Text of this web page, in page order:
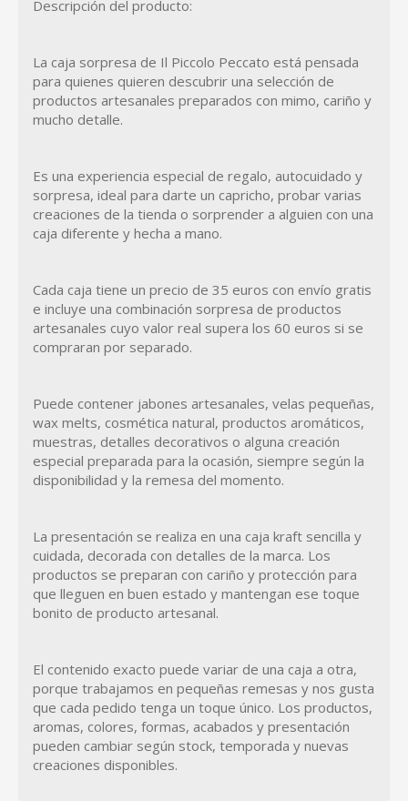
Descripción del producto:
La caja sorpresa de Il Piccolo Peccato está pensada
para quienes quieren descubrir una selección de
productos artesanales preparados con mimo, cariño y
mucho detalle.
Es una experiencia especial de regalo, autocuidado y
sorpresa, ideal para darte un capricho, probar varias
creaciones de la tienda o sorprender a alguien con una
caja diferente y hecha a mano.
Cada caja tiene un precio de 35 euros con envío gratis
e incluye una combinación sorpresa de productos
artesanales cuyo valor real supera los 60 euros si se
compraran por separado.
Puede contener jabones artesanales, velas pequeñas,
wax melts, cosmética natural, productos aromáticos,
muestras, detalles decorativos o alguna creación
especial preparada para la ocasión, siempre según la
disponibilidad y la remesa del momento.
La presentación se realiza en una caja kraft sencilla y
cuidada, decorada con detalles de la marca. Los
productos se preparan con cariño y protección para
que lleguen en buen estado y mantengan ese toque
bonito de producto artesanal.
El contenido exacto puede variar de una caja a otra,
porque trabajamos en pequeñas remesas y nos gusta
que cada pedido tenga un toque único. Los productos,
aromas, colores, formas, acabados y presentación
pueden cambiar según stock, temporada y nuevas
creaciones disponibles.